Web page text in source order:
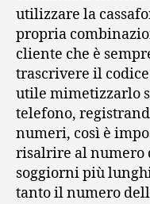
utilizzare la
propria
cliente che è
trascrivere il codice
utile mimetizzarlo
telefono,
numeri, così è
risalrire al numero
soggiorni più
tanto il numero